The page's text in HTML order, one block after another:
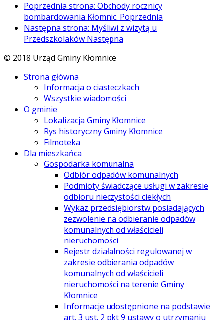
Poprzednia strona: Obchody rocznicy
bombardowania Kłomnic. Poprzednia
Następna strona: Myśliwi z wizytą u
Przedszkolaków Następna
© 2018 Urząd Gminy Kłomnice
Strona główna
Informacja o ciasteczkach
Wszystkie wiadomości
O gminie
Lokalizacja Gminy Kłomnice
Rys historyczny Gminy Kłomnice
Filmoteka
Dla mieszkańca
Gospodarka komunalna
Odbiór odpadów komunalnych
Podmioty świadczące usługi w zakresie
odbioru nieczystości ciekłych
Wykaz przedsiębiorstw posiadających
zezwolenie na odbieranie odpadów
komunalnych od właścicieli
nieruchomości
Rejestr działalności regulowanej w
zakresie odbierania odpadów
komunalnych od właścicieli
nieruchomości na terenie Gminy
Kłomnice
Informacje udostępnione na podstawie
art. 3 ust. 2 pkt 9 ustawy o utrzymaniu